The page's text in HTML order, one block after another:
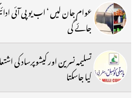
عوام جان لیں ‘ اب یو پی آئی
جائے گی
تسلیمہ نسرین اور کیشوپرساد کی
کیا جاسکتا